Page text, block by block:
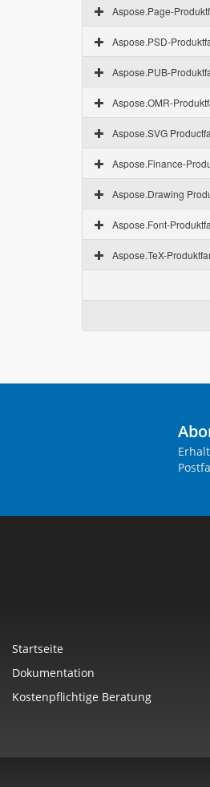
Aspose.Page-
Aspose.PSD-
Aspose.PUB-
Aspose.OMR-
Aspose.SVG
Aspose.Finance-
Aspose.Drawing
Aspose.Font-
Aspose.TeX-
Startseite
Dokumentation
Kostenpflichtige Beratung